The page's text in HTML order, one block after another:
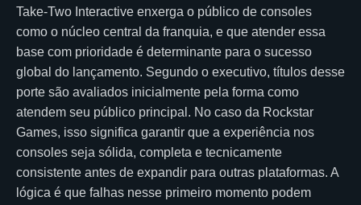
Take-Two Interactive enxerga o público de consoles
como o núcleo central da franquia, e que atender essa
base com prioridade é determinante para o sucesso
global do lançamento. Segundo o executivo, títulos desse
porte são avaliados inicialmente pela forma como
atendem seu público principal. No caso da Rockstar
Games, isso significa garantir que a experiência nos
consoles seja sólida, completa e tecnicamente
consistente antes de expandir para outras plataformas. A
lógica é que falhas nesse primeiro momento podem